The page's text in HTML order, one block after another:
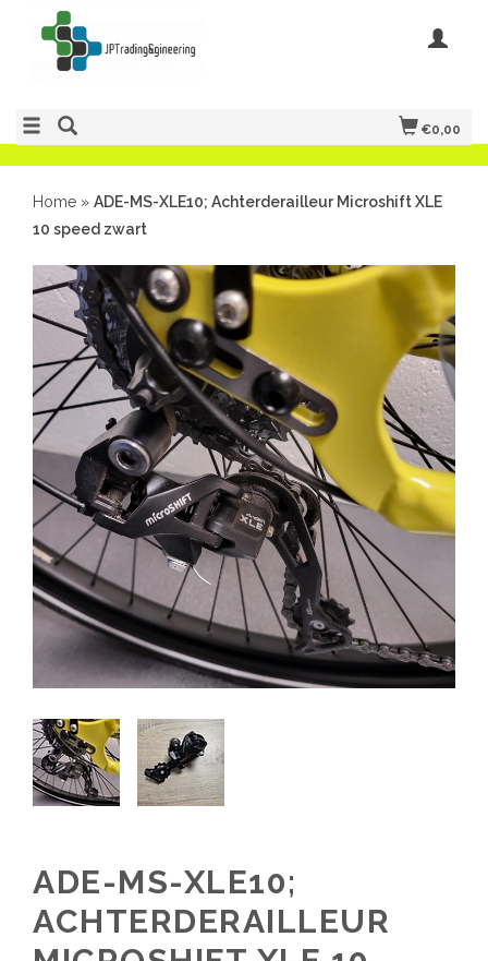
€0,00
Home » ADE-MS-XLE10; Achterderailleur Microshift XLE
10 speed zwart
ADE-MS-XLE10;
ACHTERDERAILLEUR